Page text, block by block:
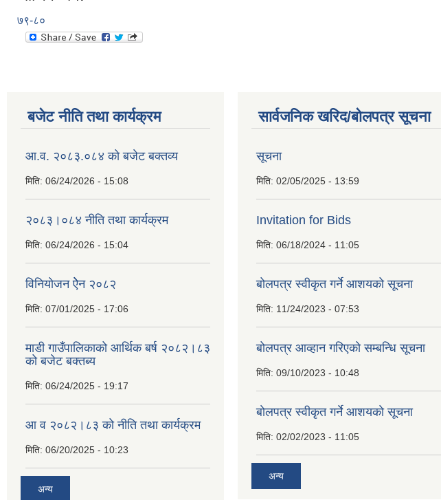
७९-८०
बजेट नीति तथा कार्यक्रम
आ.व. २०८३.०८४ को बजेट बक्तव्य
मिति: 06/24/2026 - 15:08
२०८३।०८४ नीति तथा कार्यक्रम
मिति: 06/24/2026 - 15:04
विनियोजन ऐेन २०८२
मिति: 07/01/2025 - 17:06
माडी गाउँपालिकाको आर्थिक बर्ष २०८२।८३
को बजेट बक्तब्य
मिति: 06/24/2025 - 19:17
आ व २०८२।८३ को नीति तथा कार्यक्रम
मिति: 06/20/2025 - 10:23
अन्य
सार्वजनिक खरिद/बोलपत्र सूचना
सूचना
मिति: 02/05/2025 - 13:59
Invitation for Bids
मिति: 06/18/2024 - 11:05
बोलपत्र स्वीकृत गर्ने आशयको सूचना
मिति: 11/24/2023 - 07:53
बोलपत्र आव्हान गरिएको सम्बन्धि सूचना
मिति: 09/10/2023 - 10:48
बाेलपत्र स्वीकृत गर्ने आशयकाे सूचना
मिति: 02/02/2023 - 11:05
अन्य